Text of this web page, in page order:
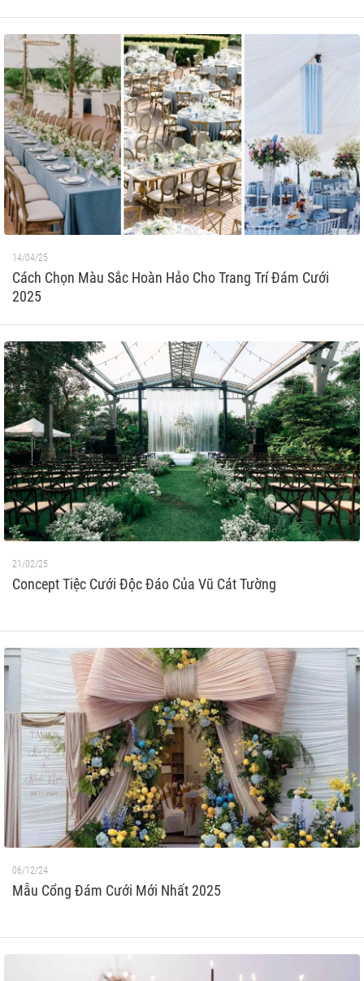
14/04/25
Cách Chọn Màu Sắc Hoàn Hảo Cho Trang Trí Đám Cưới
2025
21/02/25
Concept Tiệc Cưới Độc Đáo Của Vũ Cát Tường
06/12/24
Mẫu Cổng Đám Cưới Mới Nhất 2025